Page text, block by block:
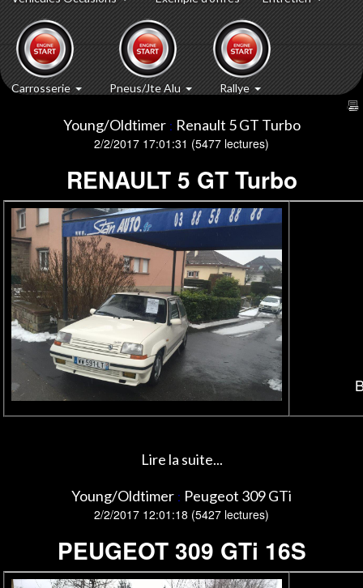
Carrosserie Pneus/Jte Alu Rallye
Young/Oldtimer: Renault 5 GT Turbo
2/2/2017 17:01:31 (5477 lectures)
RENAULT 5 GT Turbo
Lire la suite...
Young/Oldtimer : Peugeot 309 GTi
2/2/2017 12:01:18 (5427 lectures)
PEUGEOT 309 GTi 16S